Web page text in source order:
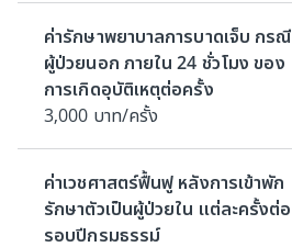
ค่ารักษาพยาบาลการบาดเจ็บ กรณี
ผู้ป่วยนอก ภายใน 24 ชั่วโมง ของ
การเกิดอุบัติเหตุต่อครั้ง
3,000 บาท/ครั้ง
ค่าเวชศาสตร์ฟื้นฟู หลังการเข้าพัก
รักษาตัวเป็นผู้ป่วยใน แต่ละครั้งต่อ
รอบปีกรมธรรม์